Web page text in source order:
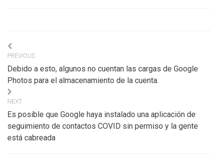
Navigation
de
l’article
PREVIOUS
Debido a esto, algunos no cuentan las cargas de Google
Photos para el almacenamiento de la cuenta.
NEXT
Es posible que Google haya instalado una aplicación de
seguimiento de contactos COVID sin permiso y la gente
está cabreada